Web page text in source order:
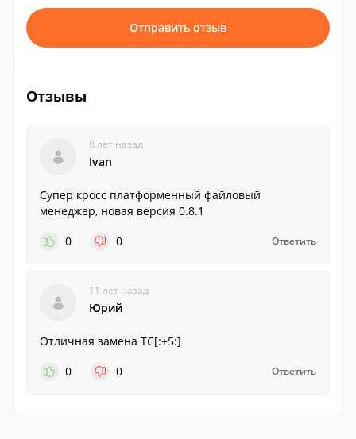
Отправить отзыв
Отзывы
8 лет назад
Ivan
Супер кросс платформенный файловый
менеджер, новая версия 0.8.1
0
0 Ответить
11 лет назад
Юрий
Отличная замена TC[:+5:]
0
0 Ответить